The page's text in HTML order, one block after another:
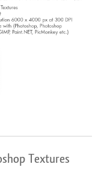
Textures